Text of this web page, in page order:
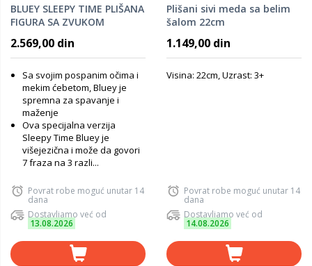
BLUEY SLEEPY TIME PLIŠANA
FIGURA SA ZVUKOM
2.569,00 din
Sa svojim pospanim očima i
mekim ćebetom, Bluey je
spremna za spavanje i
maženje
Ova specijalna verzija
Sleepy Time Bluey je
višejezična i može da govori
7 fraza na 3 razli...
Povrat robe moguć unutar 14
dana
Dostavljamo već od
13.08.2026
Plišani sivi meda sa belim
šalom 22cm
1.149,00 din
Visina: 22cm, Uzrast: 3+
Povrat robe moguć unutar 14
dana
Dostavljamo već od
14.08.2026